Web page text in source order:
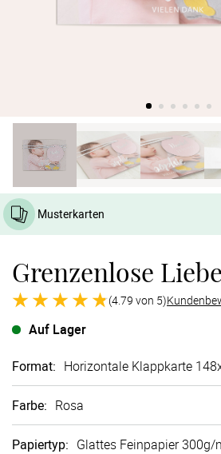
Musterkarten
Grenzenlose Liebe
(4.79 von 5)
Auf Lager
Format: Ho­ri­zon­tale Klappkarte
Farbe: Rosa
Papiertyp: Glattes Fein­papier 300g/